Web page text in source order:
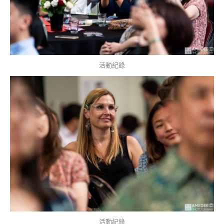
活動紀錄
活動紀錄